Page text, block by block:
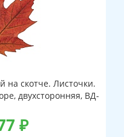
скотче. Листочки.
двухсторонняя, ВД-
₽